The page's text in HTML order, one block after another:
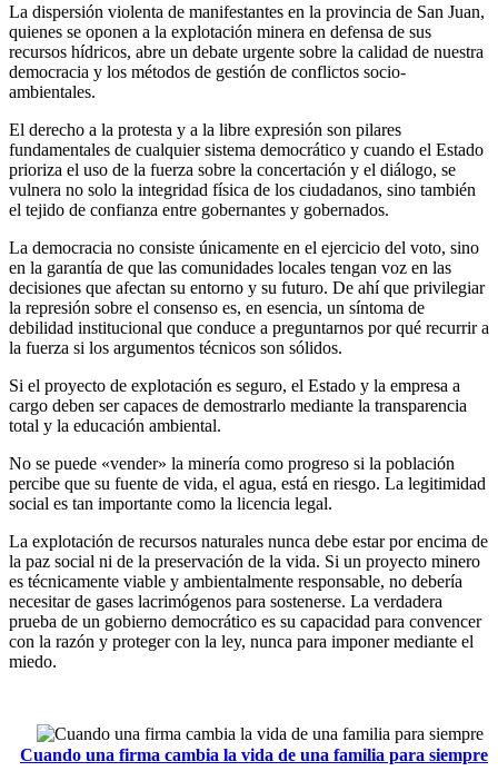
La dispersión violenta de manifestantes en la provincia de San Juan,
quienes se oponen a la explotación minera en defensa de sus
recursos hídricos, abre un debate urgente sobre la calidad de nuestra
democracia y los métodos de gestión de conflictos socio-
ambientales.
El derecho a la protesta y a la libre expresión son pilares
fundamentales de cualquier sistema democrático y cuando el Estado
prioriza el uso de la fuerza sobre la concertación y el diálogo, se
vulnera no solo la integridad física de los ciudadanos, sino también
el tejido de confianza entre gobernantes y gobernados.
La democracia no consiste únicamente en el ejercicio del voto, sino
en la garantía de que las comunidades locales tengan voz en las
decisiones que afectan su entorno y su futuro. De ahí que privilegiar
la represión sobre el consenso es, en esencia, un síntoma de
debilidad institucional que conduce a preguntarnos por qué recurrir a
la fuerza si los argumentos técnicos son sólidos.
Si el proyecto de explotación es seguro, el Estado y la empresa a
cargo deben ser capaces de demostrarlo mediante la transparencia
total y la educación ambiental.
No se puede «vender» la minería como progreso si la población
percibe que su fuente de vida, el agua, está en riesgo. La legitimidad
social es tan importante como la licencia legal.
La explotación de recursos naturales nunca debe estar por encima de
la paz social ni de la preservación de la vida. Si un proyecto minero
es técnicamente viable y ambientalmente responsable, no debería
necesitar de gases lacrimógenos para sostenerse. La verdadera
prueba de un gobierno democrático es su capacidad para convencer
con la razón y proteger con la ley, nunca para imponer mediante el
miedo.
Cuando una firma cambia la vida de una familia para siempre